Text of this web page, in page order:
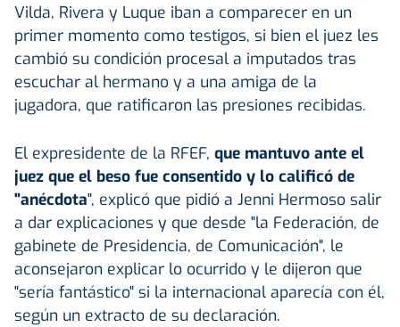
Vilda, Rivera y Luque iban a comparecer en un
primer momento como testigos, si bien el juez les
cambió su condición procesal a imputados tras
escuchar al hermano y a una amiga de la
jugadora, que ratificaron las presiones recibidas.
El expresidente de la RFEF, que mantuvo ante el
juez que el beso fue consentido y lo calificó de
"anécdota", explicó que pidió a Jenni Hermoso salir
a dar explicaciones y que desde "la Federación, de
gabinete de Presidencia, de Comunicación", le
aconsejaron explicar lo ocurrido y le dijeron que
"sería fantástico" si la internacional aparecía con él,
según un extracto de su declaración.